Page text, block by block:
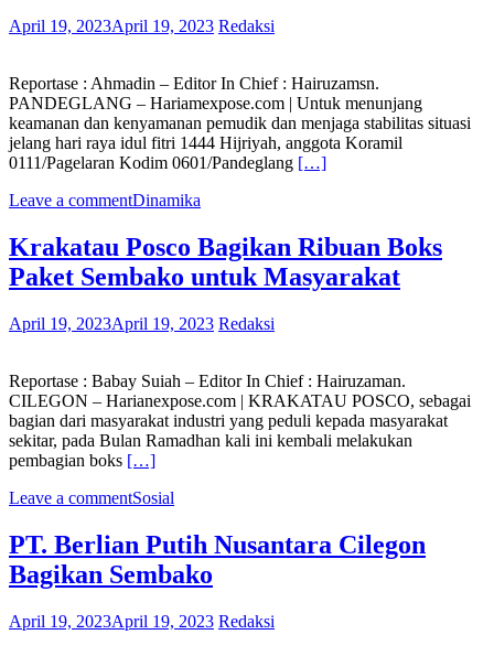
April 19, 2023April 19, 2023 Redaksi
Reportase : Ahmadin – Editor In Chief : Hairuzamsn.
PANDEGLANG – Hariamexpose.com | Untuk menunjang
keamanan dan kenyamanan pemudik dan menjaga stabilitas situasi
jelang hari raya idul fitri 1444 Hijriyah, anggota Koramil
0111/Pagelaran Kodim 0601/Pandeglang […]
Leave a commentDinamika
Krakatau Posco Bagikan Ribuan Boks
Paket Sembako untuk Masyarakat
April 19, 2023April 19, 2023 Redaksi
Reportase : Babay Suiah – Editor In Chief : Hairuzaman.
CILEGON – Harianexpose.com | KRAKATAU POSCO, sebagai
bagian dari masyarakat industri yang peduli kepada masyarakat
sekitar, pada Bulan Ramadhan kali ini kembali melakukan
pembagian boks […]
Leave a commentSosial
PT. Berlian Putih Nusantara Cilegon
Bagikan Sembako
April 19, 2023April 19, 2023 Redaksi